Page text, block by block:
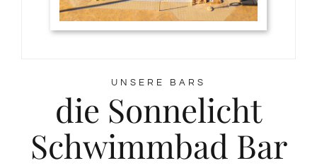
UNSERE BARS
die Sonnelicht
Schwimmbad Bar